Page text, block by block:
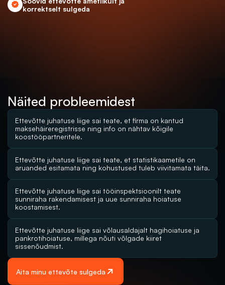
korrektselt sulgeda
Näited probleemidest
Ettevõtte juhatuse liige sai teate, et firma on kantud
maksehäireregistrisse ning info on nähtav kõigile
koostööpartneritele.
Ettevõtte juhatuse liige sai teate, et statistikaametile on
aruanded esitamata ning kohustused tuleb viivitamata täita.
Ettevõtte juhatuse liige sai tööinspektsioonilt teate
sunniraha rakendamisest ja uue sunniraha hoiatuse
koostamisest.
Ettevõtte juhatuse liige sai võlausaldajalt hagihoiatuse ja
pankrotihoiatuse, millega nõuti võlgade kiiret
sissenõudmist.
Aita minu ettevõte sulgeda